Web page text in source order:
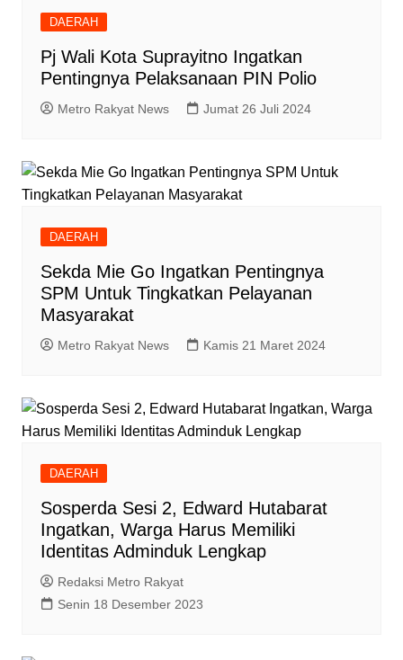
DAERAH
Pj Wali Kota Suprayitno Ingatkan
Pentingnya Pelaksanaan PIN Polio
Metro Rakyat News Jumat 26 Juli 2024
DAERAH
Sekda Mie Go Ingatkan Pentingnya
SPM Untuk Tingkatkan Pelayanan
Masyarakat
Metro Rakyat News Kamis 21 Maret 2024
DAERAH
Sosperda Sesi 2, Edward Hutabarat
Ingatkan, Warga Harus Memiliki
Identitas Adminduk Lengkap
Redaksi Metro Rakyat
Senin 18 Desember 2023